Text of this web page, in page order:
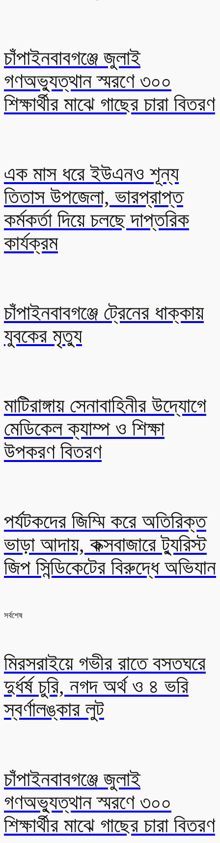
চাঁপাইনবাবগঞ্জে জুলাই
গণঅভ্যুত্থান স্মরণে ৩০০
শিক্ষার্থীর মাঝে গাছের চারা বিতরণ
এক মাস ধরে ইউএনও শূন্য
তিতাস উপজেলা, ভারপ্রাপ্ত
কর্মকর্তা দিয়ে চলছে দাপ্তরিক
কার্যক্রম
চাঁপাইনবাবগঞ্জে ট্রেনের ধাক্কায়
যুবকের মৃত্যু
মাটিরাঙ্গায় সেনাবাহিনীর উদ্যোগে
মেডিকেল ক্যাম্প ও শিক্ষা
উপকরণ বিতরণ
পর্যটকদের জিম্মি করে অতিরিক্ত
ভাড়া আদায়, কক্সবাজারে ট্যুরিস্ট
জিপ সিন্ডিকেটের বিরুদ্ধে অভিযান
সর্বশেষ
মিরসরাইয়ে গভীর রাতে বসতঘরে
দুর্ধর্ষ চুরি, নগদ অর্থ ও ৪ ভরি
স্বর্ণালঙ্কার লুট
চাঁপাইনবাবগঞ্জে জুলাই
গণঅভ্যুত্থান স্মরণে ৩০০
শিক্ষার্থীর মাঝে গাছের চারা বিতরণ